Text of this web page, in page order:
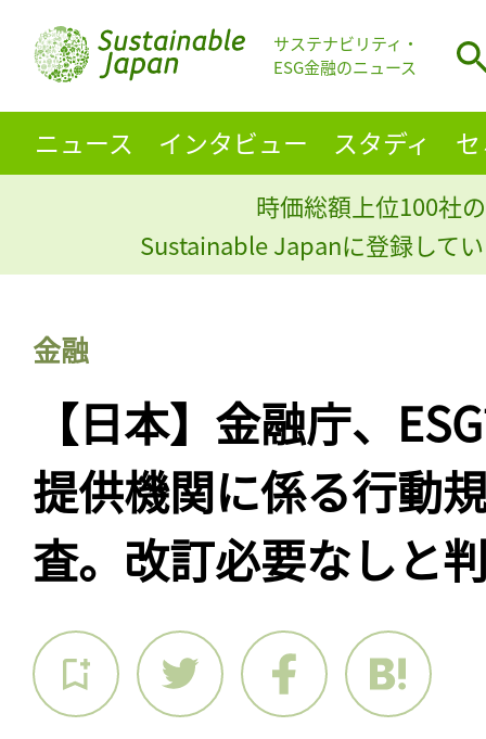
サステナビリティ・
ESG金融のニュース
ニュース インタビュー スタディ
時価総額上位100社
Sustainable Japanに登録して
金融
【日本】金融庁、
提供機関に係る行動
査。改訂必要なしと